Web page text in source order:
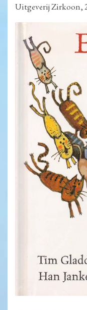
Uitgeverij Zirkoon,